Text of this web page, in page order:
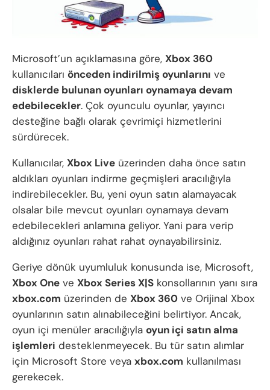
Microsoft’un açıklamasına göre, Xbox 360
kullanıcıları önceden indirilmiş oyunlarını ve
disklerde bulunan oyunları oynamaya devam
edebilecekler. Çok oyunculu oyunlar, yayıncı
desteğine bağlı olarak çevrimiçi hizmetlerini
sürdürecek.
Kullanıcılar, Xbox Live üzerinden daha önce satın
aldıkları oyunları indirme geçmişleri aracılığıyla
indirebilecekler. Bu, yeni oyun satın alamayacak
olsalar bile mevcut oyunları oynamaya devam
edebilecekleri anlamına geliyor. Yani para verip
aldığınız oyunları rahat rahat oynayabilirsiniz.
Geriye dönük uyumluluk konusunda ise, Microsoft,
Xbox One ve Xbox Series X|S konsollarının yanı sıra
xbox.com üzerinden de Xbox 360 ve Orijinal Xbox
oyunlarının satın alınabileceğini belirtiyor. Ancak,
oyun içi menüler aracılığıyla oyun içi satın alma
işlemleri desteklenmeyecek. Bu tür satın alımlar
için Microsoft Store veya xbox.com kullanılması
gerekecek.